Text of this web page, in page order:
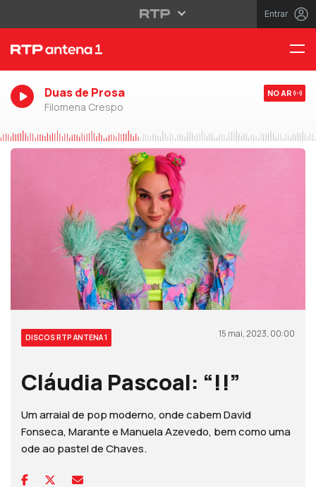
Entrar
Duas de Prosa
Filomena Crespo
NO AR
DISCOS RTP ANTENA 1 15 mai, 2023, 00:00
Cláudia Pascoal: “!!”
Um arraial de pop moderno, onde cabem David
Fonseca, Marante e Manuela Azevedo, bem como uma
ode ao pastel de Chaves.